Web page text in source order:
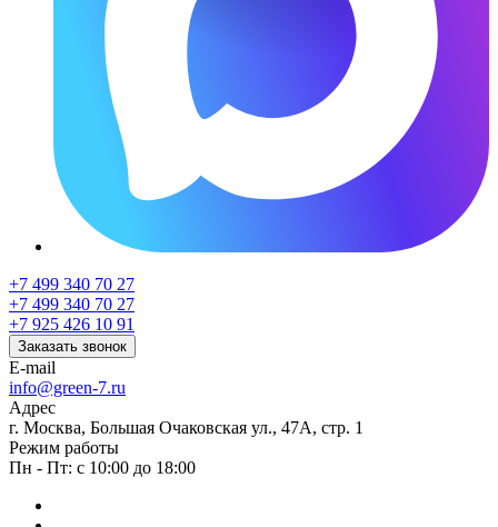
+7 499 340 70 27
+7 499 340 70 27
+7 925 426 10 91
Заказать звонок
E-mail
info@green-7.ru
Адрес
г. Москва, Большая Очаковская ул., 47А, стр. 1
Режим работы
Пн - Пт: с 10:00 до 18:00